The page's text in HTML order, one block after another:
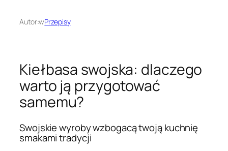
Autor:wPrzepisy
Kiełbasa swojska: dlaczego
warto ją przygotować
samemu?
Swojskie wyroby wzbogacą twoją kuchnię
smakami tradycji